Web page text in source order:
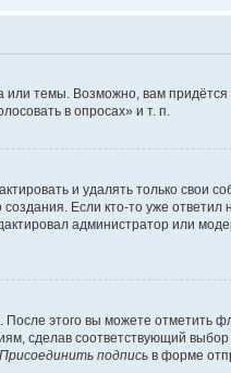
темы. Возможно, вам
в опросах» и т. п.
и удалять только свои
Если кто-то уже
администратор или
этого вы можете отметить
сделав соответствующий
Присоединить подпись в форме